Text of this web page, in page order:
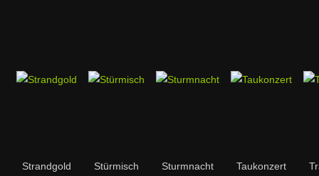
Strandgold Stürmisch Sturmnacht Taukonzert